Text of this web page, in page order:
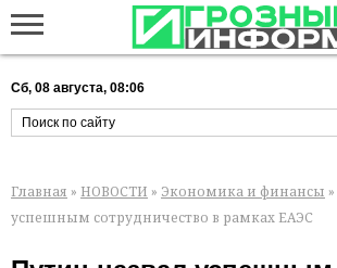
Сб, 08 августа, 08:06
Главная » НОВОСТИ » Экономика и финансы
успешным сотрудничество в рамках ЕАЭС